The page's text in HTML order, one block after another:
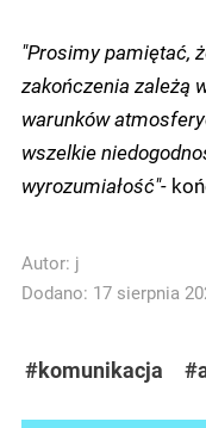
"Prosimy pamiętać,
zakończenia zależą
warunków
wszelkie
wyrozumiałość"-
Autor: j
Dodano: 17 sierpnia
#komunikacja